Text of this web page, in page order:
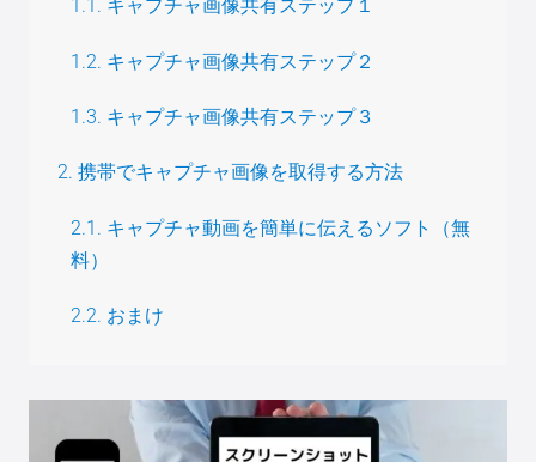
1.1. キャプチャ画像共有ステップ１
1.2. キャプチャ画像共有ステップ２
1.3. キャプチャ画像共有ステップ３
2. 携帯でキャプチャ画像を取得する方法
2.1. キャプチャ動画を簡単に伝えるソフト（無
料）
2.2. おまけ